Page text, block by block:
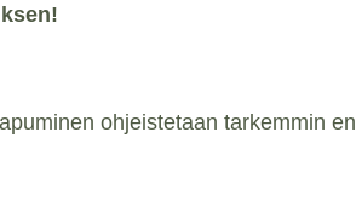
ohjeistetaan tarkemmin